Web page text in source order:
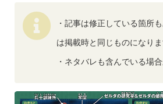
・記事は修正している箇所
は掲載時と同じものになりま
・ネタバレも含んでいる場合